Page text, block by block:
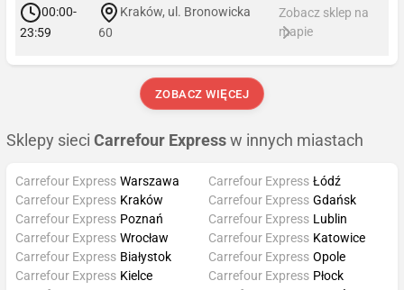
00:00-
23:59
Kraków, ul. Bronowicka
60
Zobacz sklep na
mapie
ZOBACZ WIĘCEJ
Sklepy sieci Carrefour Express w innych miastach
Carrefour Express Warszawa
Carrefour Express Kraków
Carrefour Express Poznań
Carrefour Express Wrocław
Carrefour Express Łódź
Carrefour Express Gdańsk
Carrefour Express Lublin
Carrefour Express Katowice
Carrefour Express Białystok
Carrefour Express Kielce
Carrefour Express Opole
Carrefour Express Płock